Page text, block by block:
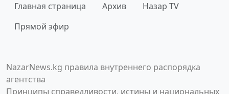
Главная страница Архив
Назар TV
Прямой эфир
NazarNews.kg правила внутреннего распорядка
агентства
Принципы справедливости, истины и национальных